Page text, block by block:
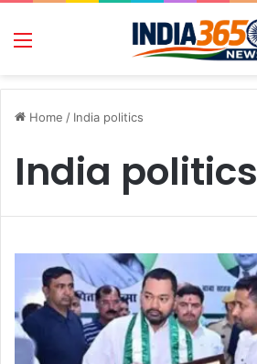
Menu
Home / India politics
India politics